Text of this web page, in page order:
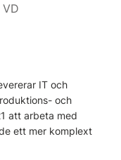
IT och
och
att arbeta med
ett mer komplext